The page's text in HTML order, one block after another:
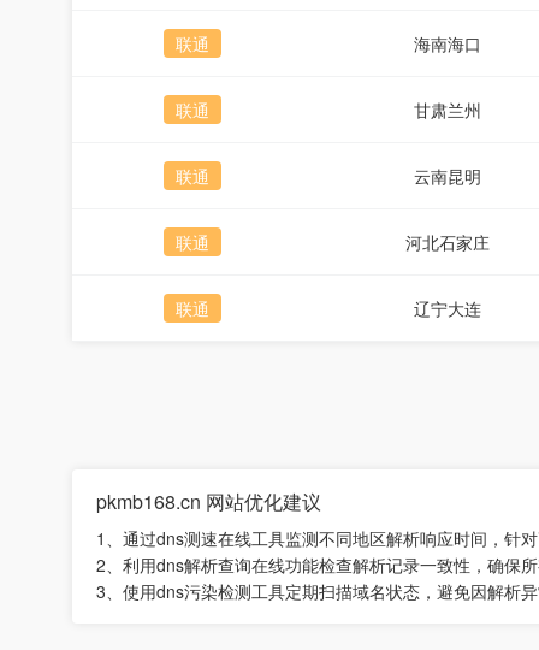
联通 海南海口
联通 甘肃兰州
联通 云南昆明
联通 河北石家庄
联通 辽宁大连
pkmb168.cn 网站优化建议
1、通过dns测速在线工具监测不同地区解析响应时间，针
2、利用dns解析查询在线功能检查解析记录一致性，确保
3、使用dns污染检测工具定期扫描域名状态，避免因解析